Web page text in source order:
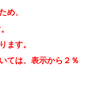
め、
ます。
ては、表示から２％